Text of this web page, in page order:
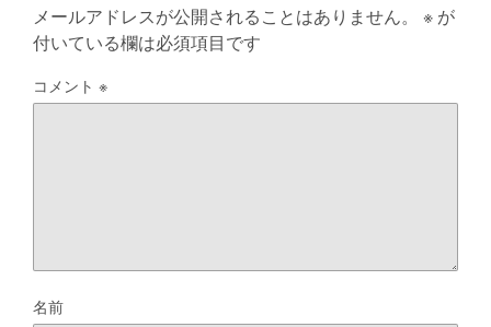
メールアドレスが公開されることはありません。 ※ が
付いている欄は必須項目です
コメント ※
名前